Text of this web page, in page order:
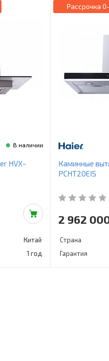
В наличии
HVX-
Китай
1 год
Рассрочка
Каминные
PCHT20EIS
2 962
Страна
Гарантия